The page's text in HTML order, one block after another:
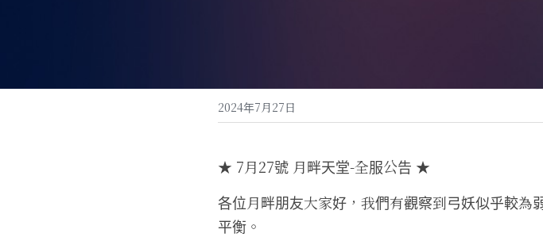
2024年7月27日
★ 7月27號 月畔天堂-全服公告 ★
各位月畔朋友大家好，我們有觀察到弓妖似乎較
平衡。